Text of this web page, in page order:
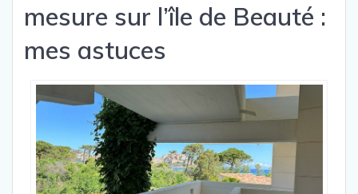
mesure sur l’île de Beauté :
mes astuces